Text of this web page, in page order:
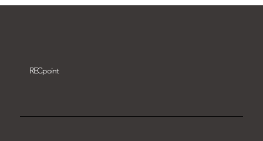
RECpoint